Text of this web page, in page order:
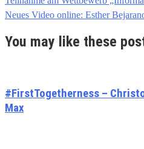
Neues Video online: Esther
You may like these
#FirstTogetherness –
Max